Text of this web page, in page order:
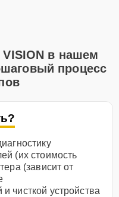
в нашем
процесс
(их стоимость
(зависит от
чисткой устройства